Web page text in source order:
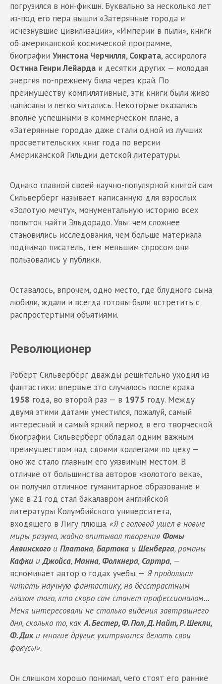
погрузился в нон-фикшн. Буквально за несколько лет
из-под его пера вышли «Затерянные города и
исчезнувшие цивилизации», «Империи в пыли», книги
об американской космической программе,
биографии Уинстона Черчилля, Сократа, ассиролога
Остина Генри Лейарда и десятки других — молодая
энергия по-прежнему била через край. По
преимуществу компилятивные, эти книги были живо
написаны и легко читались. Некоторые оказались
вполне успешными в коммерческом плане, а
«Затерянные города» даже стали одной из лучших
просветительских книг года по версии
Американской Гильдии детской литературы.
Однако главной своей научно-популярной книгой сам
Сильверберг называет написанную для взрослых
«Золотую мечту», монументальную историю всех
попыток найти Эльдорадо. Увы: чем сложнее
становились исследования, чем больше материала
поднимал писатель, тем меньшим спросом они
пользовались у публики.
Оставалось, впрочем, одно место, где блудного сына
любили, ждали и всегда готовы были встретить с
распростертыми объятиями.
Революционер
Роберт Сильверберг дважды решительно уходил из
фантастики: впервые это случилось после краха
1958 года, во второй раз — в 1975 году. Между
двумя этими датами уместился, пожалуй, самый
интересный и самый яркий период в его творческой
биографии. Сильверберг обладал одним важным
преимуществом над своими коллегами по цеху —
оно же стало главным его уязвимым местом. В
отличие от большинства авторов «золотого века»,
он получил отличное гуманитарное образование и
уже в 21 год стал бакалавром английской
литературы Колумбийского университета,
входящего в Лигу плюща. «Я с головой ушел в новые
миры разума, жадно впитывал творения Фомы
Аквинского и Платона,Бартока и Шенберга, романы
Кафки иДжойса,Манна, Фолкнера, Сартра, —
вспоминает автор о годах учебы. — Я продолжал
читать научную фантастику, но бесстрастным
глазом того, кто скоро сам станет профессионалом...
Меня интересовали не столько видения завтрашнего
дня, сколько то, какА. Бестер, Ф. Пол, Д. Найт, Р. Шекли,
Ф. Дики многие другие ухитряются делать свои
фокусы».
Он слишком хорошо понимал, чего стоят его ранние